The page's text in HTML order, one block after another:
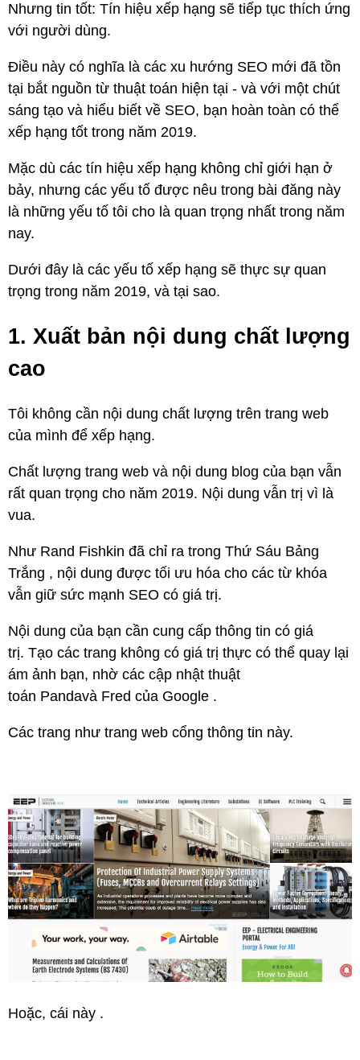
Nhưng tin tốt: Tín hiệu xếp hạng sẽ tiếp tục thích ứng
với người dùng.
Điều này có nghĩa là các xu hướng SEO mới đã tồn
tại bắt nguồn từ thuật toán hiện tại - và với một chút
sáng tạo và hiểu biết về SEO, bạn hoàn toàn có thể
xếp hạng tốt trong năm 2019.
Mặc dù các tín hiệu xếp hạng không chỉ giới hạn ở
bảy, nhưng các yếu tố được nêu trong bài đăng này
là những yếu tố tôi cho là quan trọng nhất trong năm
nay.
Dưới đây là các yếu tố xếp hạng sẽ thực sự quan
trọng trong năm 2019, và tại sao.
1. Xuất bản nội dung chất lượng
cao
Tôi không cần nội dung chất lượng trên trang web
của mình để xếp hạng.
Chất lượng trang web và nội dung blog của bạn vẫn
rất quan trọng cho năm 2019. Nội dung vẫn trị vì là
vua.
Như Rand Fishkin đã chỉ ra trong Thứ Sáu Bảng
Trắng , nội dung được tối ưu hóa cho các từ khóa
vẫn giữ sức mạnh SEO có giá trị.
Nội dung của bạn cần cung cấp thông tin có giá
trị. Tạo các trang không có giá trị thực có thể quay lại
ám ảnh bạn, nhờ các cập nhật thuật
toán Pandavà Fred của Google .
Các trang như trang web cổng thông tin này.
Hoặc, cái này .